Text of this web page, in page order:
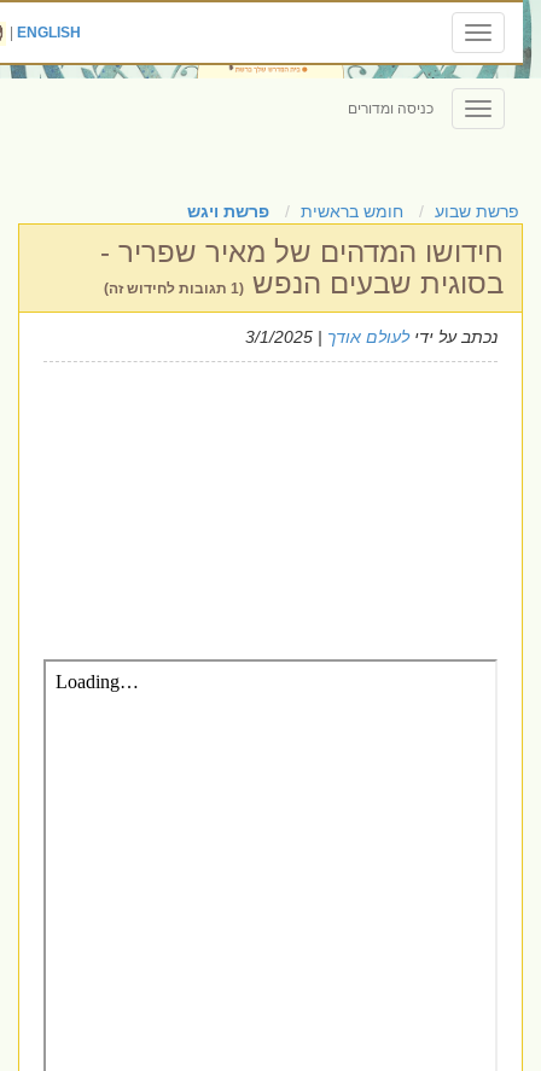
Toggle
navigation
ENGLISH
|
Toggle
navigation
כניסה ומדורים
פרשת שבוע חומש בראשית פרשת ויגש
חידושו המדהים של מאיר שפריר -
בסוגית שבעים הנפש(1 תגובות לחידוש זה)
נכתב על ידילעולם אודך| 3/1/2025